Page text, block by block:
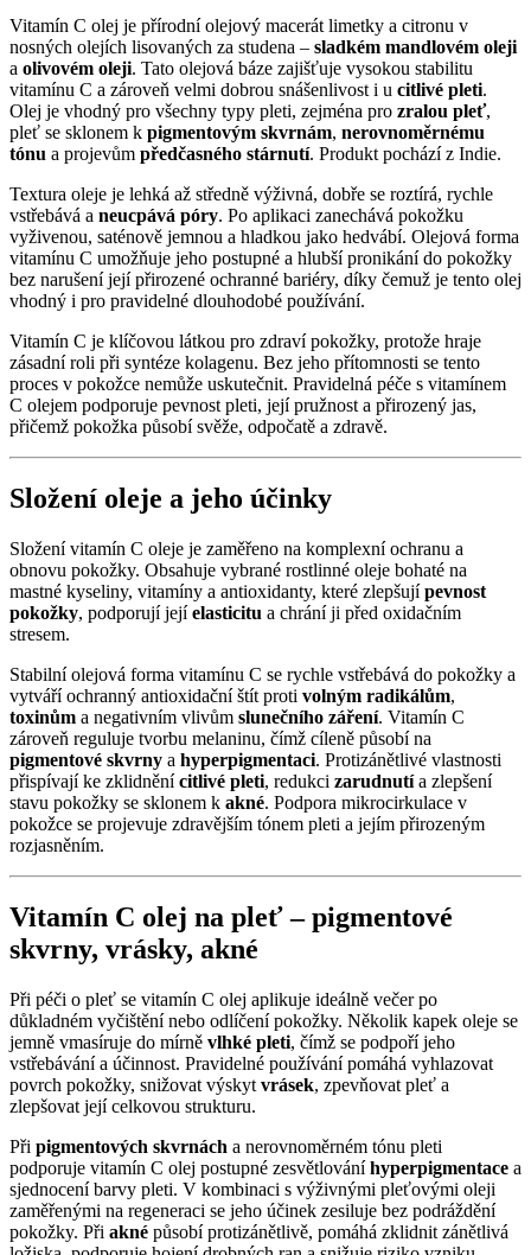
Vitamín C olej je přírodní olejový macerát limetky a citronu v
nosných olejích lisovaných za studena – sladkém mandlovém oleji
a olivovém oleji. Tato olejová báze zajišťuje vysokou stabilitu
vitamínu C a zároveň velmi dobrou snášenlivost i u citlivé pleti.
Olej je vhodný pro všechny typy pleti, zejména pro zralou pleť,
pleť se sklonem k pigmentovým skvrnám, nerovnoměrnému
tónu a projevům předčasného stárnutí. Produkt pochází z Indie.
Textura oleje je lehká až středně výživná, dobře se roztírá, rychle
vstřebává a neucpává póry. Po aplikaci zanechává pokožku
vyživenou, saténově jemnou a hladkou jako hedvábí. Olejová forma
vitamínu C umožňuje jeho postupné a hlubší pronikání do pokožky
bez narušení její přirozené ochranné bariéry, díky čemuž je tento olej
vhodný i pro pravidelné dlouhodobé používání.
Vitamín C je klíčovou látkou pro zdraví pokožky, protože hraje
zásadní roli při syntéze kolagenu. Bez jeho přítomnosti se tento
proces v pokožce nemůže uskutečnit. Pravidelná péče s vitamínem
C olejem podporuje pevnost pleti, její pružnost a přirozený jas,
přičemž pokožka působí svěže, odpočatě a zdravě.
Složení oleje a jeho účinky
Složení vitamín C oleje je zaměřeno na komplexní ochranu a
obnovu pokožky. Obsahuje vybrané rostlinné oleje bohaté na
mastné kyseliny, vitamíny a antioxidanty, které zlepšujípevnost
pokožky, podporují jejíelasticitu a chrání ji před oxidačním
stresem.
Stabilní olejová forma vitamínu C se rychle vstřebává do pokožky a
vytváří ochranný antioxidační štít proti volným radikálům,
toxinům a negativním vlivům slunečního záření. Vitamín C
zároveň reguluje tvorbu melaninu, čímž cíleně působí na
pigmentové skvrny a hyperpigmentaci. Protizánětlivé vlastnosti
přispívají ke zklidněnícitlivé pleti, redukci zarudnutía zlepšení
stavu pokožky se sklonem k akné. Podpora mikrocirkulace v
pokožce se projevuje zdravějším tónem pleti a jejím přirozeným
rozjasněním.
Vitamín C olej na pleť –pigmentové
skvrny, vrásky, akné
Při péči o pleť se vitamín C olej aplikuje ideálně večer po
důkladném vyčištění nebo odlíčení pokožky. Několik kapek oleje se
jemně vmasíruje do mírně vlhké pleti, čímž se podpoří jeho
vstřebávání a účinnost. Pravidelné používání pomáhá vyhlazovat
povrch pokožky, snižovat výskyt vrásek, zpevňovat pleť a
zlepšovat její celkovou strukturu.
Při pigmentových skvrnách a nerovnoměrném tónu pleti
podporuje vitamín C olej postupné zesvětlováníhyperpigmentace a
sjednocení barvy pleti. V kombinaci s výživnými pleťovými oleji
zaměřenými na regeneraci se jeho účinek zesiluje bez podráždění
pokožky. Při akné působí protizánětlivě, pomáhá zklidnit zánětlivá